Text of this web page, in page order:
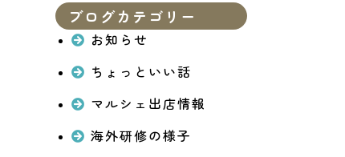
ブログカテゴリー
お知らせ
ちょっといい話
マルシェ出店情報
海外研修の様子